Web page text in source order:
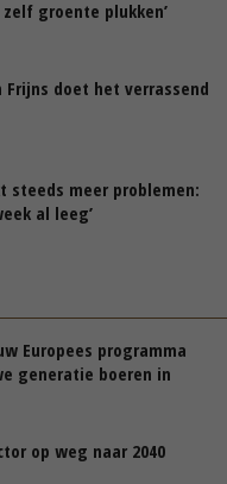
groente plukken’
Frijns doet het verrassend
steeds meer problemen:
al leeg’
Europees programma
generatie boeren in
op weg naar 2040